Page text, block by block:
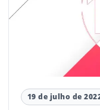
19 de julho de